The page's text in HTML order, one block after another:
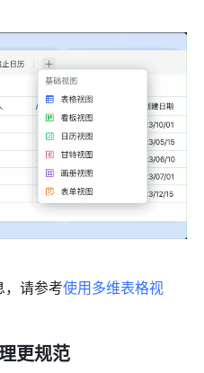
，请参考使用多维表格视
更规范